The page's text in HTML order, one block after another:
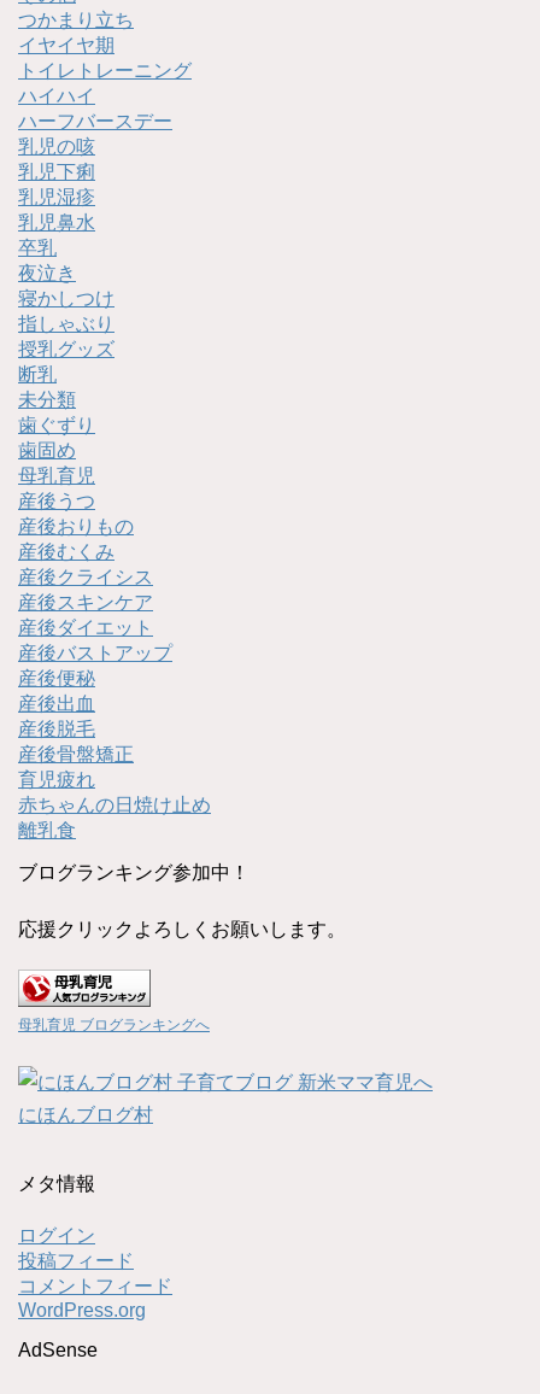
つかまり立ち
イヤイヤ期
トイレトレーニング
ハイハイ
ハーフバースデー
乳児の咳
乳児下痢
乳児湿疹
乳児鼻水
卒乳
夜泣き
寝かしつけ
指しゃぶり
授乳グッズ
断乳
未分類
歯ぐずり
歯固め
母乳育児
産後うつ
産後おりもの
産後むくみ
産後クライシス
産後スキンケア
産後ダイエット
産後バストアップ
産後便秘
産後出血
産後脱毛
産後骨盤矯正
育児疲れ
赤ちゃんの日焼け止め
離乳食
ブログランキング参加中！
応援クリックよろしくお願いします。
母乳育児 ブログランキングへ
にほんブログ村
メタ情報
ログイン
投稿フィード
コメントフィード
WordPress.org
AdSense